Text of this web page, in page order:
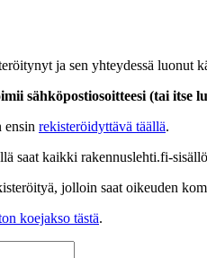
ja sen yhteydessä luonut
sähköpostiosoitteesi (tai itse
ensin rekisteröidyttävä täällä.
saat kaikki rakennuslehti.fi-
jolloin saat oikeuden
koejakso tästä.